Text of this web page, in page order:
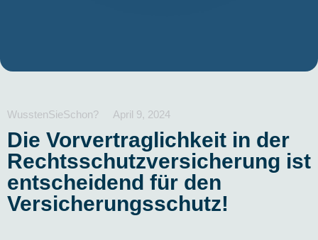
WusstenSieSchon? April 9, 2024
Die Vorvertraglichkeit in der
Rechtsschutzversicherung ist
entscheidend für den
Versicherungsschutz!